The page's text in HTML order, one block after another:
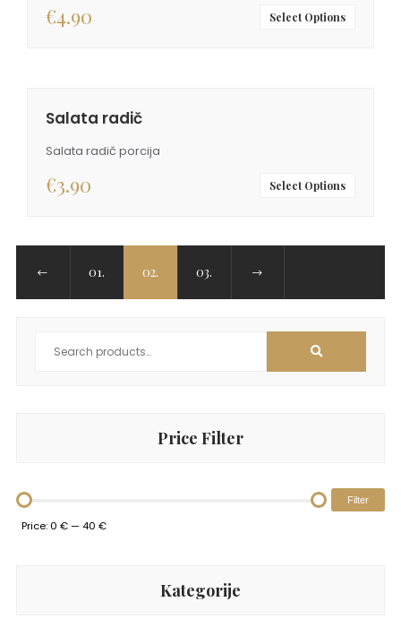
4.90
€ Select Options
Salata radič
Salata radič porcija
3.90
€ Select Options
01. 02. 03.
Price Filter
Filter
Price: 0 €—40 €
Kategorije